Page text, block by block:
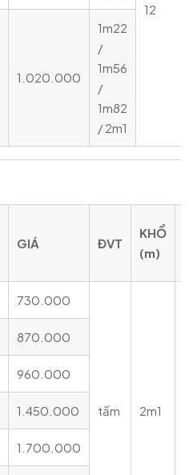
12
1.020.000
1m22
/
1m56
/
1m82
/ 2m1
GIÁ ĐVT
KHỔ
(m)
730.000
tấm 2m1
870.000
960.000
1.450.000
1.700.000